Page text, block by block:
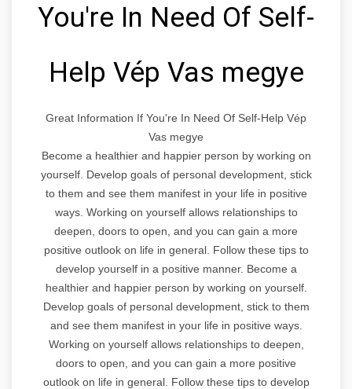
You're In Need Of Self-
Help Vép Vas megye
Great Information If You're In Need Of Self-Help Vép
Vas megye
Become a healthier and happier person by working on
yourself. Develop goals of personal development, stick
to them and see them manifest in your life in positive
ways. Working on yourself allows relationships to
deepen, doors to open, and you can gain a more
positive outlook on life in general. Follow these tips to
develop yourself in a positive manner. Become a
healthier and happier person by working on yourself.
Develop goals of personal development, stick to them
and see them manifest in your life in positive ways.
Working on yourself allows relationships to deepen,
doors to open, and you can gain a more positive
outlook on life in general. Follow these tips to develop